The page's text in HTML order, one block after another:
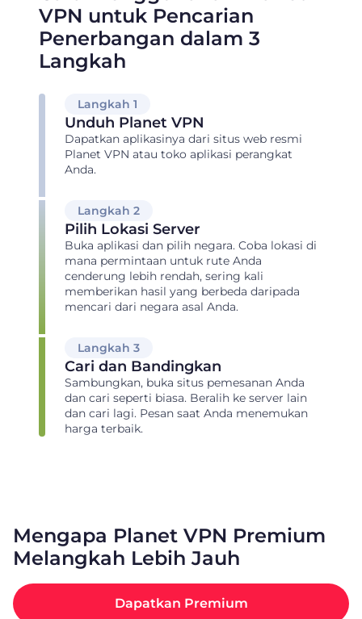
VPN untuk Pencarian
Penerbangan dalam 3
Langkah
Langkah 1
Unduh Planet VPN
Dapatkan aplikasinya dari situs web resmi
Planet VPN atau toko aplikasi perangkat
Anda.
Langkah 2
Pilih Lokasi Server
Buka aplikasi dan pilih negara. Coba lokasi di
mana permintaan untuk rute Anda
cenderung lebih rendah, sering kali
memberikan hasil yang berbeda daripada
mencari dari negara asal Anda.
Langkah 3
Cari dan Bandingkan
Sambungkan, buka situs pemesanan Anda
dan cari seperti biasa. Beralih ke server lain
dan cari lagi. Pesan saat Anda menemukan
harga terbaik.
Mengapa Planet VPN Premium
Melangkah Lebih Jauh
Dapatkan Premium